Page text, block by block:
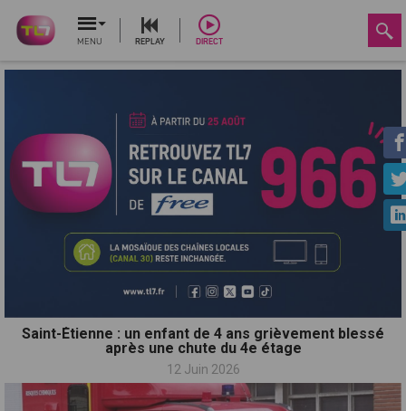
MENU REPLAY DIRECT
Saint-Étienne : un enfant de 4 ans grièvement blessé
après une chute du 4e étage
12 Juin 2026